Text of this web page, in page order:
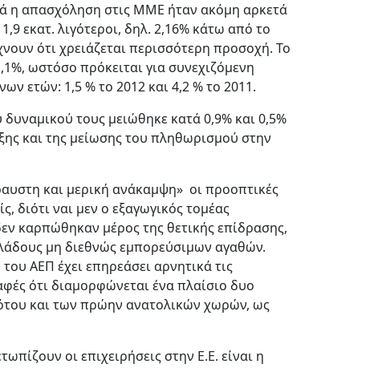
η απασχόληση στις ΜΜΕ ήταν ακόμη αρκετά
εκατ. λιγότεροι, δηλ. 2,16% κάτω από το
ότι χρειάζεται περισσότερη προσοχή. Το
ωστόσο πρόκειται για συνεχιζόμενη
ετών: 1,5 % το 2012 και 4,2 % το 2011.
τους μειώθηκε κατά 0,9% και 0,5%
και της μείωσης του πληθωρισμού στην
και μερική ανάκαμψη» οι προοπτικές
διότι ναι μεν ο εξαγωγικός τομέας
καρπώθηκαν μέρος της θετικής επίδρασης,
μη διεθνώς εμπορεύσιμων αγαθών.
ΑΕΠ έχει επηρεάσει αρνητικά τις
ότι διαμορφώνεται ένα πλαίσιο δυο
και των πρώην ανατολικών χωρών, ως
οι επιχειρήσεις στην Ε.Ε. είναι η